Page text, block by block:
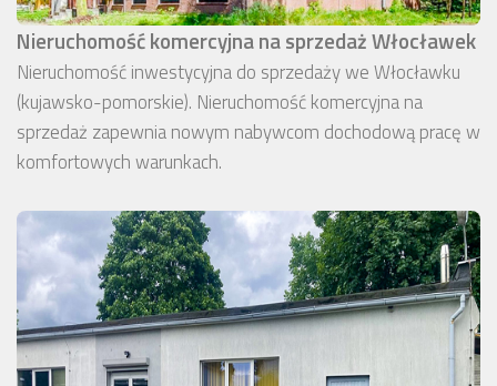
Nieruchomość komercyjna na sprzedaż Włocławek
Nieruchomość inwestycyjna do sprzedaży we Włocławku
(kujawsko-pomorskie). Nieruchomość komercyjna na
sprzedaż zapewnia nowym nabywcom dochodową pracę w
komfortowych warunkach.